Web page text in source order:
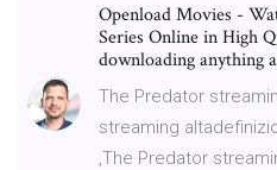
Openload Movies -
Series Online in High
downloading anything
The Predator
streaming
,The Predator